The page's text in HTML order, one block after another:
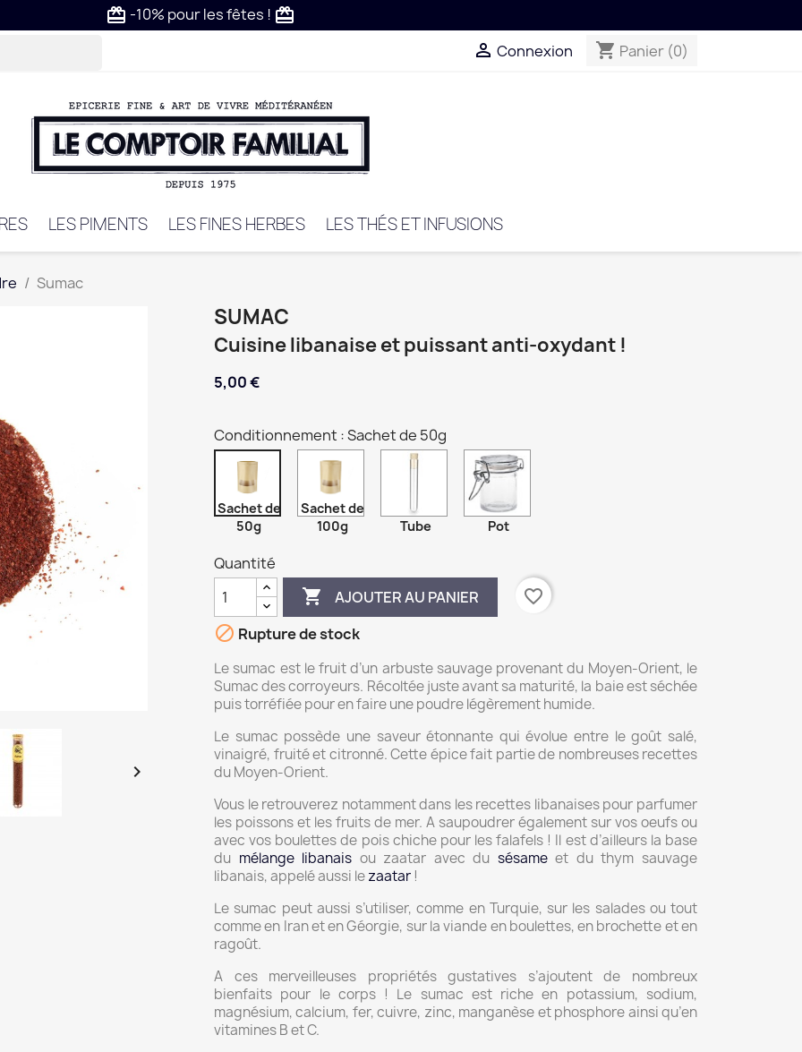
card_giftcard -10% pour les fêtes ! card_giftcard
 Connexion shopping_cart Panier (0)
LES PIMENTS LES FINES HERBES LES THÉS ET INFUSIONS
Sumac

SUMAC
Cuisine libanaise et puissant anti-oxydant !
5,00 €
Conditionnement : Sachet de 50g
Sachet de
50g
Sachet de
100g
Tube Pot
Quantité
 AJOUTER AU PANIER
favorite_border
 Rupture de stock
Le sumac est le fruit d’un arbuste sauvage provenant du Moyen-Orient, le
Sumac des corroyeurs. Récoltée juste avant sa maturité, la baie est séchée
puis torréfiée pour en faire une poudre légèrement humide.
Le sumac possède une saveur étonnante qui évolue entre le goût salé,
vinaigré, fruité et citronné. Cette épice fait partie de nombreuses recettes
du Moyen-Orient.
Vous le retrouverez notamment dans les recettes libanaises pour parfumer
les poissons et les fruits de mer. A saupoudrer également sur vos oeufs ou
avec vos boulettes de pois chiche pour les falafels ! Il est d’ailleurs la base
du mélange libanais ou zaatar avec du sésameet du thym sauvage
libanais, appelé aussi lezaatar !
Le sumac peut aussi s’utiliser, comme en Turquie, sur les salades ou tout
comme en Iran et en Géorgie, sur la viande en boulettes, en brochette et en
ragoût.
A ces merveilleuses propriétés gustatives s’ajoutent de nombreux
bienfaits pour le corps ! Le sumac est riche en potassium, sodium,
magnésium, calcium, fer, cuivre, zinc, manganèse et phosphore ainsi qu’en
vitamines B et C.